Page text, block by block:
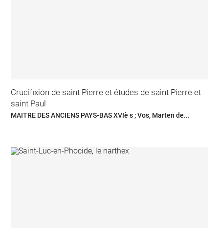
Crucifixion de saint Pierre et études de saint Pierre et
saint Paul
MAITRE DES ANCIENS PAYS-BAS XVIè s ; Vos, Marten de...